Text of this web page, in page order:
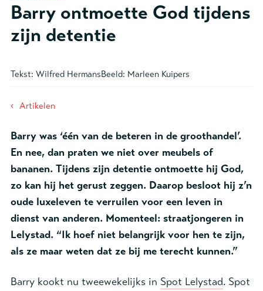
Barry ontmoette God tijdens
zijn detentie
Tekst: Wilfred HermansBeeld: Marleen Kuipers
‹ Artikelen
Barry was ‘één van de beteren in de groothandel’.
En nee, dan praten we niet over meubels of
bananen. Tijdens zijn detentie ontmoette hij God,
zo kan hij het gerust zeggen. Daarop besloot hij z’n
oude luxeleven te verruilen voor een leven in
dienst van anderen. Momenteel: straatjongeren in
Lelystad. “Ik hoef niet belangrijk voor hen te zijn,
als ze maar weten dat ze bij me terecht kunnen.”
Barry kookt nu tweewekelijks in Spot Lelystad. Spot